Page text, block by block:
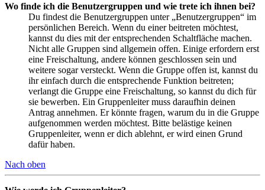
Wo finde ich die Benutzergruppen und wie trete ich ihnen bei?
Du findest die Benutzergruppen unter „Benutzergruppen“ im
persönlichen Bereich. Wenn du einer beitreten möchtest,
kannst du dies mit der entsprechenden Schaltfläche machen.
Nicht alle Gruppen sind allgemein offen. Einige erfordern erst
eine Freischaltung, andere können geschlossen sein und
weitere sogar versteckt. Wenn die Gruppe offen ist, kannst du
ihr einfach durch die entsprechende Funktion beitreten;
verlangt die Gruppe eine Freischaltung, so kannst du dich für
sie bewerben. Ein Gruppenleiter muss daraufhin deinen
Antrag annehmen. Er könnte fragen, warum du in die Gruppe
aufgenommen werden möchtest. Bitte belästige keinen
Gruppenleiter, wenn er dich ablehnt, er wird einen Grund
dafür haben.
Nach oben